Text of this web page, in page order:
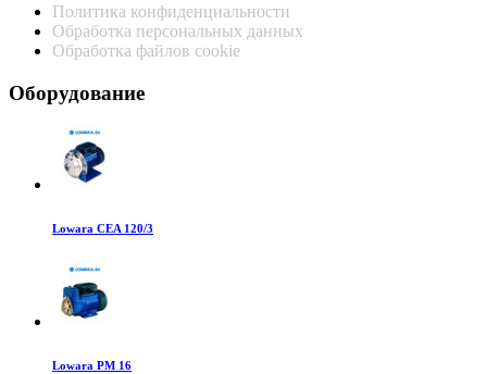
Политика конфиденциальности
Обработка персональных данных
Обработка файлов cookie
Оборудование
Lowara CEA 120/3
Lowara PM 16